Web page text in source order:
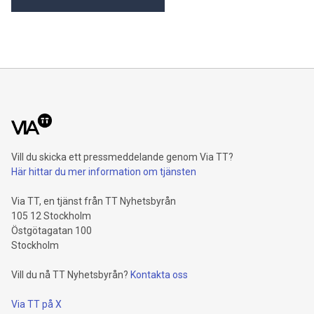
Helsinki. Den dubbla noteringen är ytterligare ett steg i
kommenterar: "Hyperliquid har snabbt etablerat sig so
Vill du skicka ett pressmeddelande genom Via TT?
Här hittar du mer information om tjänsten
Via TT, en tjänst från TT Nyhetsbyrån
105 12 Stockholm
Östgötagatan 100
Stockholm
Vill du nå TT Nyhetsbyrån? Kontakta oss
Via TT på X